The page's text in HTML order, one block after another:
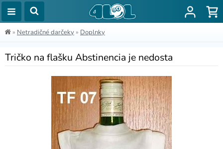
» Netradičné darčeky» Doplnky
Tričko na flašku Abstinencia je nedosta